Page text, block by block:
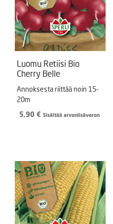
Luomu Retiisi Bio
Cherry Belle
Annoksesta riittää noin 15-
20m
5,90 € Sisältää arvonlisäveron